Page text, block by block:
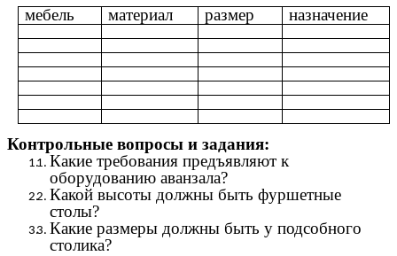
мебель
материал размер назначение
Контрольные вопросы и задания:
Какие требования предъявляют к
оборудованию аванзала?
Какой высоты должны быть фуршетные
столы?
Какие размеры должны быть у подсобного
столика?